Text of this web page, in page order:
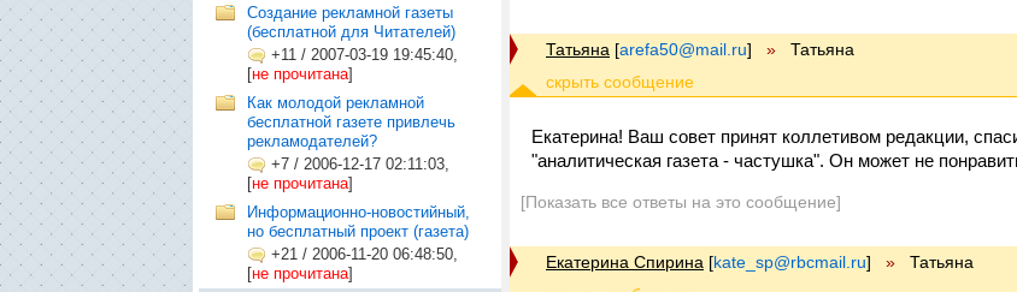
Создание рекламной газеты
(бесплатной для Читателей)
+11 / 2007-03-19 19:45:40,
[не прочитана]
Как молодой рекламной
бесплатной газете привлечь
рекламодателей?
+7 / 2006-12-17 02:11:03,
[не прочитана]
Информационно-новостийный,
но бесплатный проект (газета)
+21 / 2006-11-20 06:48:50,
[не прочитана]
Татьяна [arefa50@mail.ru] » Татьяна
Екатерина! Ваш совет принят коллетивом редакции,
"аналитическая газета - частушка". Он может не
[Показать все ответы на это сообщение]
Екатерина Спирина [kate_sp@rbcmail.ru] » Татьяна